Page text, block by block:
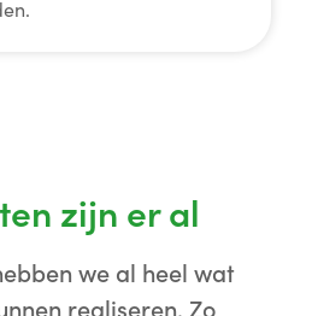
zijn er al
we al heel wat